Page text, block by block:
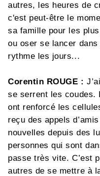
autres, les heures de
c'est peut-être le
sa famille pour les
ou oser se lancer
rythme les jours...
Corentin ROUGE :
se serrent les coudes.
ont renforcé les
reçu des appels
nouvelles depuis des
personnes qui sont
passe très vite. C’est
autres de se mettre à